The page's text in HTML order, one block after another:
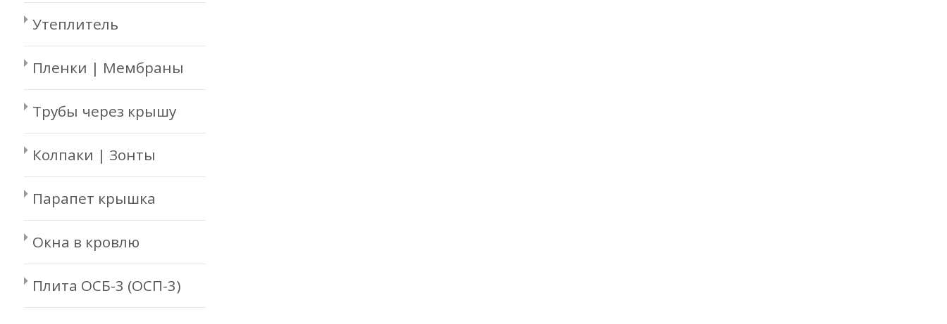
Утеплитель
Пленки | Мембраны
Трубы через крышу
Колпаки | Зонты
Парапет крышка
Окна в кровлю
Плита ОСБ-3 (ОСП-3)